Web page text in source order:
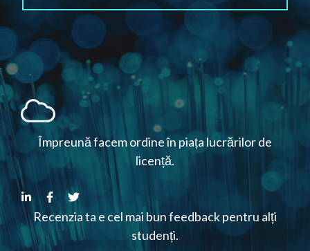
Împreună facem ordine în piața lucrărilor de
licență.
Recenzia ta e cel mai bun feedback pentru alți
studenți.